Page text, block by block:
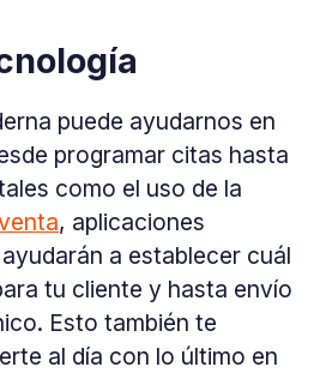
puede ayudarnos en
programar citas hasta
como el uso de la
, aplicaciones
a establecer cuál
tu cliente y hasta envío
Esto también te
al día con lo último en